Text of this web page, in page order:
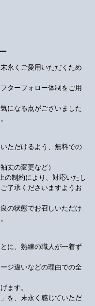
永くご愛用いただくため
ターフォロー体制をご用
になる点がございました
ただけるよう、無料での
丈の変更など）
の制約により、対応いたし
了承くださいますようお
の状態でお召しいただけ
に、熟練の職人が一着ず
ジ違いなどの理由での全
ます。
を、末永く感じていただ